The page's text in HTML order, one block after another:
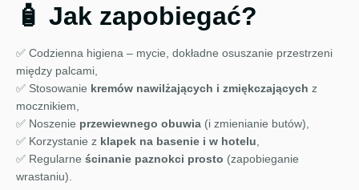
🧴 Jak zapobiegać?
✅ Codzienna higiena – mycie, dokładne osuszanie przestrzeni
między palcami,
✅ Stosowanie kremów nawilżających i zmiękczających z
mocznikiem,
✅ Noszenie przewiewnego obuwia (i zmienianie butów),
✅ Korzystanie z klapek na basenie i w hotelu
✅ Regularne ścinanie paznokci prosto (zapobieganie
wrastaniu).